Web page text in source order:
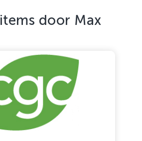
items door Max